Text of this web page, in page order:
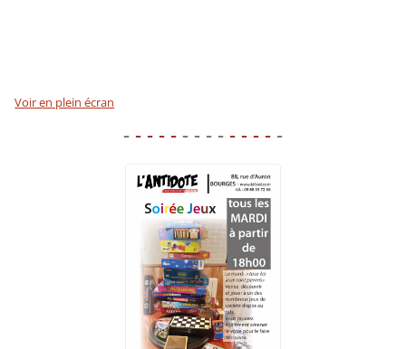
Voir en plein écran
- - - - - - - - - - - - - -